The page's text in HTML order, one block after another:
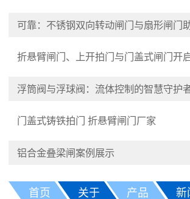
可靠：不锈钢双向转动闸门与扇形闸门
折悬臂闸门、上开拍门与门盖式闸门开
浮筒阀与浮球阀：流体控制的智慧守护
门盖式铸铁拍门 折悬臂闸门厂家
铝合金叠梁闸案例展示
首页 关于 产品 新